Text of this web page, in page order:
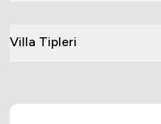
Villa Tipleri